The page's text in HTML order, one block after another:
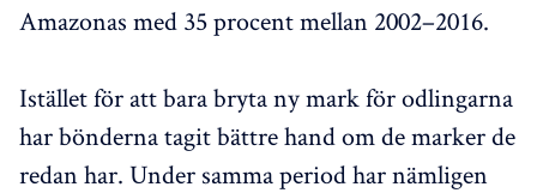
Amazonas med 35 procent mellan 2002–2016.
Istället för att bara bryta ny mark för odlingarna
har bönderna tagit bättre hand om de marker de
redan har. Under samma period har nämligen